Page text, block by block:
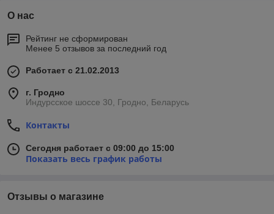
О нас
Рейтинг не сформирован
Менее 5 отзывов за последний год
Работает с 21.02.2013
г. Гродно
Индурсское шоссе 30, Гродно, Беларусь
Контакты
Сегодня работает с 09:00 до 15:00
Показать весь график работы
Отзывы о магазине